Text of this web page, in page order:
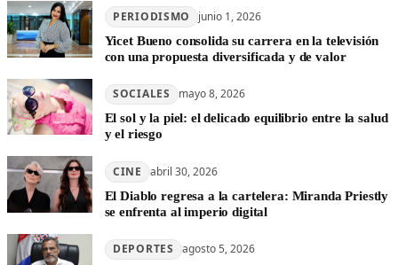
PERIODISMO junio 1, 2026
Yicet Bueno consolida su carrera en la televisión
con una propuesta diversificada y de valor
SOCIALES mayo 8, 2026
El sol y la piel: el delicado equilibrio entre la salud
y el riesgo
CINE abril 30, 2026
El Diablo regresa a la cartelera: Miranda Priestly
se enfrenta al imperio digital
DEPORTES agosto 5, 2026